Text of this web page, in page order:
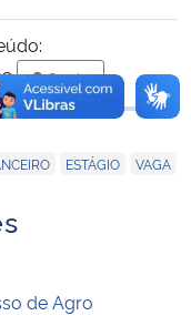
Copiar
para área de
ESTÁGIO VAGA
de Agro